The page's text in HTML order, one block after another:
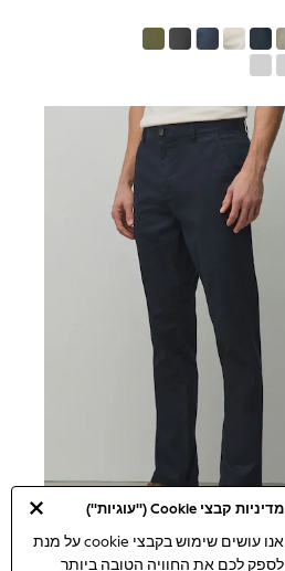
מדיניות קבצי Cookie ("עוגיות")
אנו עושים שימוש בקבצי cookie על מנת
לספק לכם את החוויה הטובה ביותר